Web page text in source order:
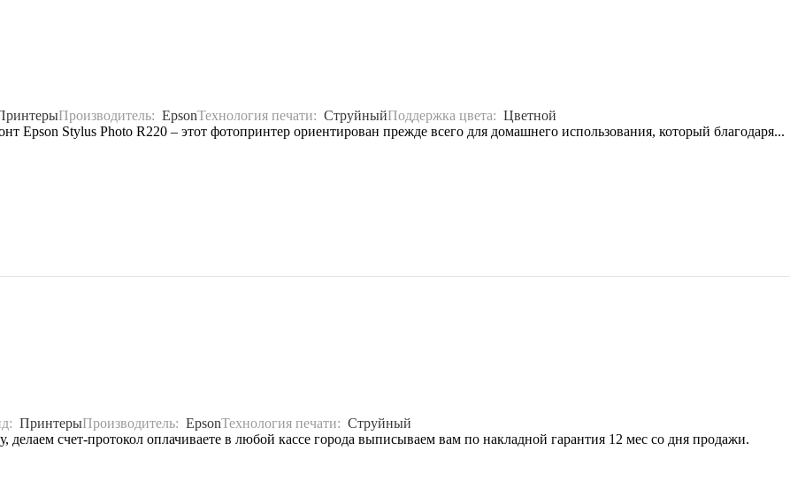
Производитель: EpsonТехнология печати: СтруйныйПоддержка цвета: Цветной
Epson Stylus Photo R220 – этот фотопринтер ориентирован прежде всего для домашнего использования, который благодаря...
ПринтерыПроизводитель: EpsonТехнология печати: Струйный
делаем счет-протокол оплачиваете в любой кассе города выписываем вам по накладной гарантия 12 мес со дня продажи.